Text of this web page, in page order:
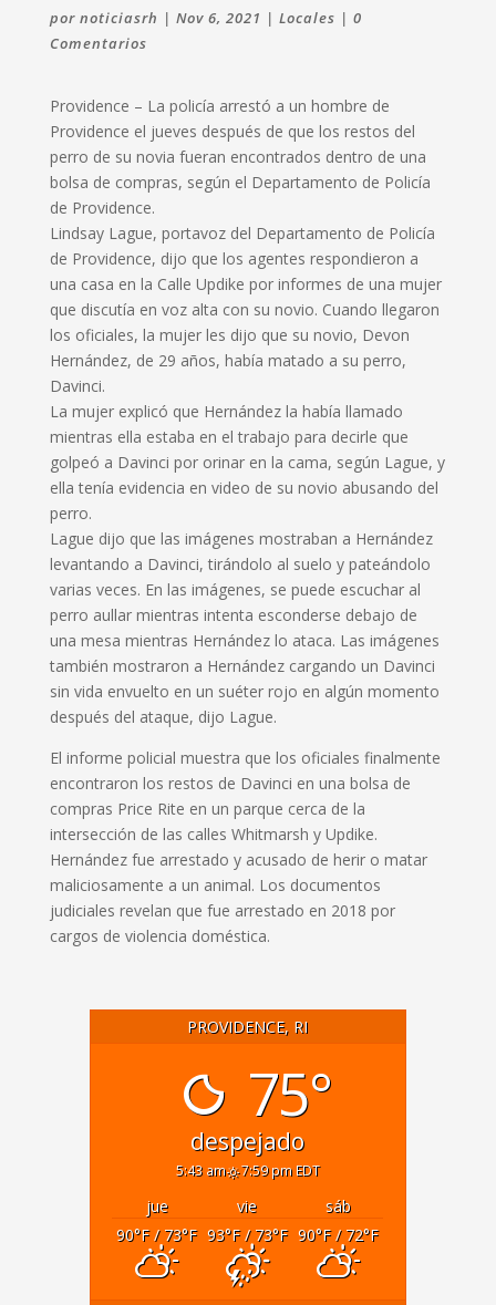
por noticiasrh | Nov 6, 2021 | Locales | 0
Comentarios
Providence – La policía arrestó a un hombre de
Providence el jueves después de que los restos del
perro de su novia fueran encontrados dentro de una
bolsa de compras, según el Departamento de Policía
de Providence.
Lindsay Lague, portavoz del Departamento de Policía
de Providence, dijo que los agentes respondieron a
una casa en la Calle Updike por informes de una mujer
que discutía en voz alta con su novio. Cuando llegaron
los oficiales, la mujer les dijo que su novio, Devon
Hernández, de 29 años, había matado a su perro,
Davinci.
La mujer explicó que Hernández la había llamado
mientras ella estaba en el trabajo para decirle que
golpeó a Davinci por orinar en la cama, según Lague, y
ella tenía evidencia en video de su novio abusando del
perro.
Lague dijo que las imágenes mostraban a Hernández
levantando a Davinci, tirándolo al suelo y pateándolo
varias veces. En las imágenes, se puede escuchar al
perro aullar mientras intenta esconderse debajo de
una mesa mientras Hernández lo ataca. Las imágenes
también mostraron a Hernández cargando un Davinci
sin vida envuelto en un suéter rojo en algún momento
después del ataque, dijo Lague.
El informe policial muestra que los oficiales finalmente
encontraron los restos de Davinci en una bolsa de
compras Price Rite en un parque cerca de la
intersección de las calles Whitmarsh y Updike.
Hernández fue arrestado y acusado de herir o matar
maliciosamente a un animal. Los documentos
judiciales revelan que fue arrestado en 2018 por
cargos de violencia doméstica.
PROVIDENCE, RI
75°
despejado
5:43 am 7:59 pm EDT
jue vie
sáb
90°F/ 73°F 93°F/ 73°F 90°F/ 72°F